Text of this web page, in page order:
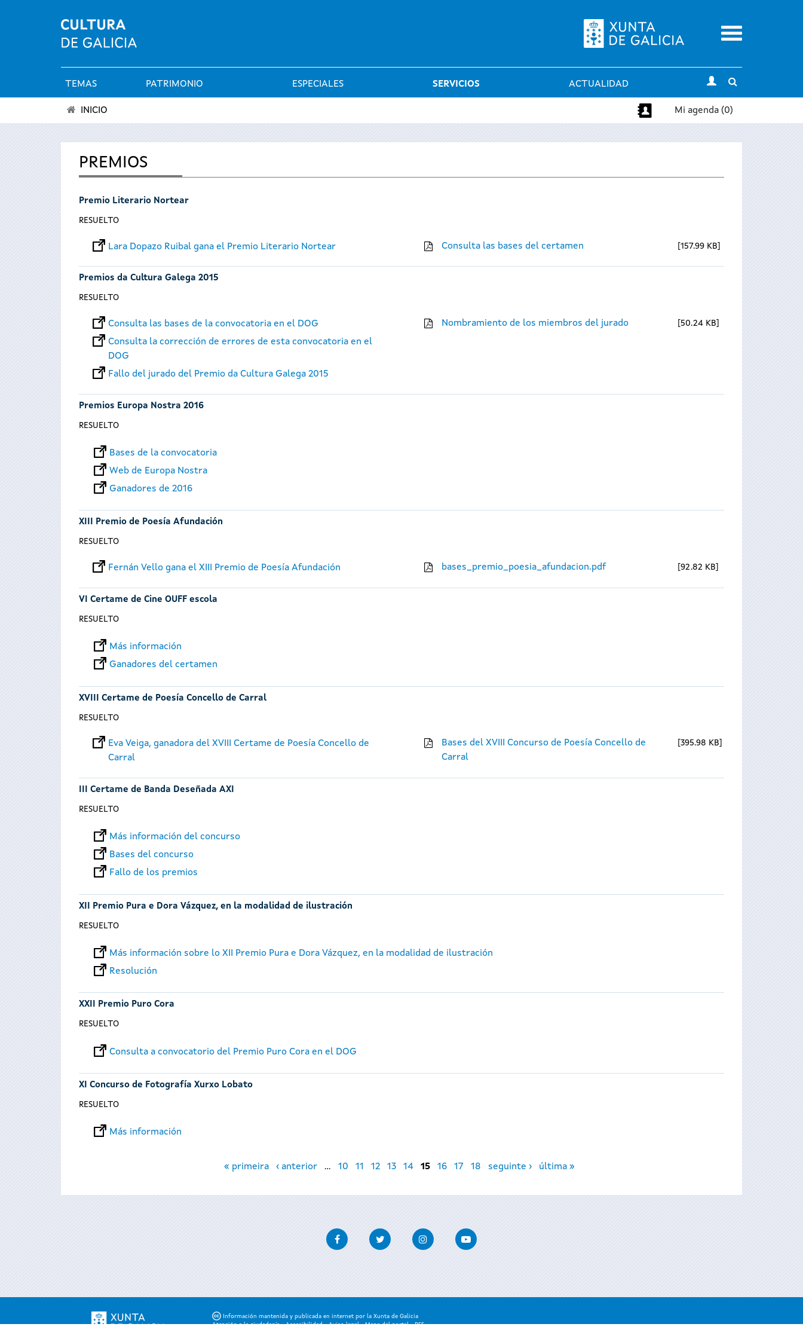
Menu
Menú
principal
TEMAS PATRIMONIO ESPECIALES SERVICIOS ACTUALIDAD
search
encuentra
aquí
INICIO Mi agenda (0)
PREMIOS
Premio Literario Nortear
RESUELTO
Lara Dopazo Ruibal gana el Premio Literario Nortear Consulta las bases del certamen 157.99 KB
Premios da Cultura Galega 2015
RESUELTO
Consulta las bases de la convocatoria en el DOG
Consulta la corrección de errores de esta convocatoria en el
DOG
Fallo del jurado del Premio da Cultura Galega 2015
Nombramiento de los miembros del jurado 50.24 KB
Premios Europa Nostra 2016
RESUELTO
Bases de la convocatoria
Web de Europa Nostra
Ganadores de 2016
XIII Premio de Poesía Afundación
RESUELTO
Fernán Vello gana el XIII Premio de Poesía Afundación bases_premio_poesia_afundacion.pdf 92.82 KB
VI Certame de Cine OUFF escola
RESUELTO
Más información
Ganadores del certamen
XVIII Certame de Poesía Concello de Carral
RESUELTO
Eva Veiga, ganadora del XVIII Certame de Poesía Concello de
Carral
Bases del XVIII Concurso de Poesía Concello de
Carral
395.98 KB
III Certame de Banda Deseñada AXI
RESUELTO
Más información del concurso
Bases del concurso
Fallo de los premios
XII Premio Pura e Dora Vázquez, en la modalidad de ilustración
RESUELTO
Más información sobre lo XII Premio Pura e Dora Vázquez, en la modalidad de ilustración
Resolución
XXII Premio Puro Cora
RESUELTO
Consulta a convocatorio del Premio Puro Cora en el DOG
XI Concurso de Fotografía Xurxo Lobato
RESUELTO
Más información
« primeira ‹ anterior … 10 11 12 13 14 15 16 17 18 seguinte › última »
FacebookTwitter InstagramYoutube
Información mantenida y publicada en internet por la Xunta de Galicia
Atención a la ciudadanía -Accesibilidad -Aviso legal -Mapa del portal -RSS